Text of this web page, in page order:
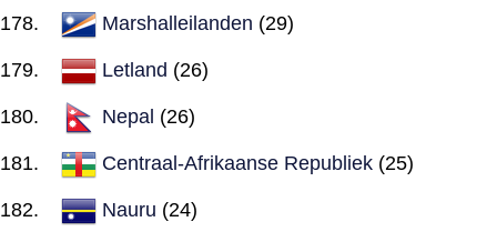
Marshalleilanden (29)
Letland (26)
Nepal (26)
Centraal-Afrikaanse Republiek (25)
Nauru (24)